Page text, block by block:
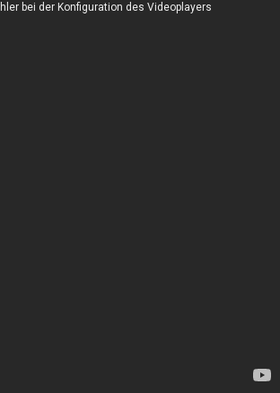
bei der Konfiguration des Videoplayers